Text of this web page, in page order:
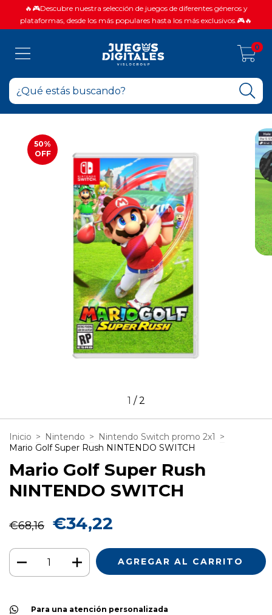
🔥🎮Descubre nuestra selección de juegos de diferentes géneros y
plataformas, desde los más populares hasta los más exclusivos.🎮🔥
0
50%
OFF
1 /2
Inicio > Nintendo > Nintendo Switch promo 2x1 >
Mario Golf Super Rush NINTENDO SWITCH
Mario Golf Super Rush
NINTENDO SWITCH
€68,16 €34,22
Para una atención personalizada